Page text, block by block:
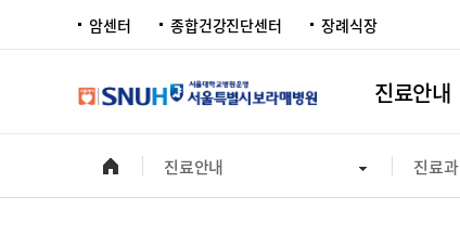
암센터 종합건강진단센터 장례식장
진료안내
진료안내 진료과